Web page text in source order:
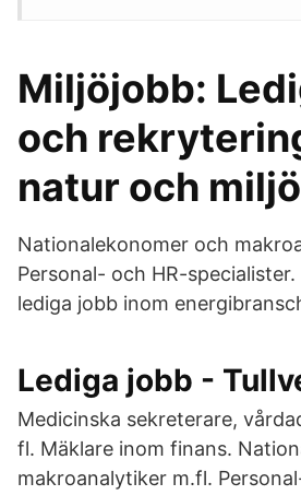
Miljöjobb:
och
natur och miljö
Nationalekonomer och
Personal- och HR-
lediga jobb inom
Lediga jobb -
Medicinska sekreterare,
fl. Mäklare inom finans.
makroanalytiker m.fl.